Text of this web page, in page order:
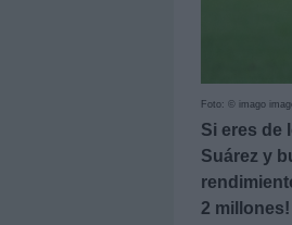
Foto: © imago
Si eres de
Suárez y
2 millones!